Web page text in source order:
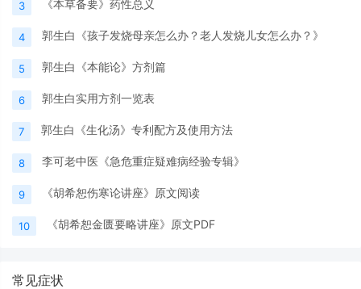
3 《本草备要》药性总义
4 郭生白《孩子发烧母亲怎么办？老人发烧儿女怎么办？》
5 郭生白《本能论》方剂篇
6 郭生白实用方剂一览表
7 郭生白《生化汤》专利配方及使用方法
8 李可老中医《急危重症疑难病经验专辑》
9 《胡希恕伤寒论讲座》原文阅读
10 《胡希恕金匮要略讲座》原文PDF
常见症状